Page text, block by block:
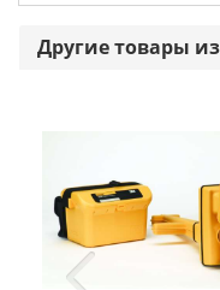
Другие товары